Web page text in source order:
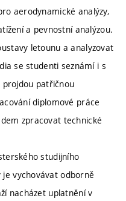
aerodynamické analýzy,
a pevnostní analýzou.
letounu a analyzovat
se studenti seznámí i s
patřičnou
diplomové práce
zpracovat technické
studijního
vychovávat odborně
nacházet uplatnění v